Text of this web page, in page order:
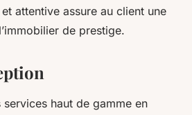
attentive assure au client une
de prestige.
haut de gamme en